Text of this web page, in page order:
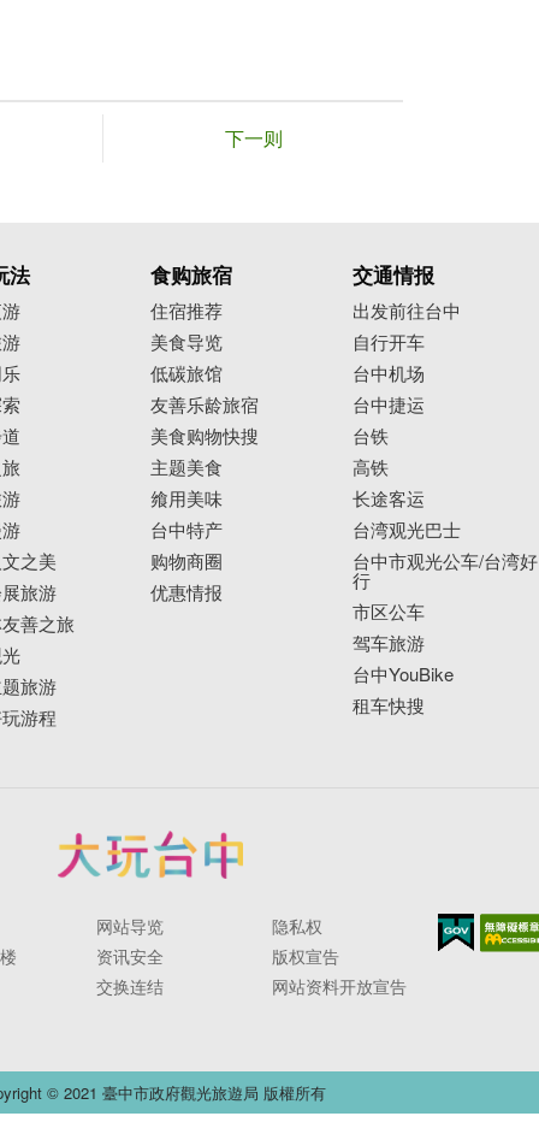
下一则
法
之美
旅游
善之旅
旅游
游程
食购旅宿
住宿推荐
美食导览
低碳旅馆
友善乐龄旅宿
美食购物快搜
主题美食
飨用美味
台中特产
购物商圈
优惠情报
交通情报
出发前往台中
自行开车
台中机场
台中捷运
台铁
高铁
长途客运
台湾观光巴士
台中市观光公车/台湾好
行
市区公车
驾车旅游
台中YouBike
租车快搜
网站导览
隐私权
资讯安全
版权宣告
交换连结
网站资料开放宣告
© 2021 臺中市政府觀光旅遊局 版權所有